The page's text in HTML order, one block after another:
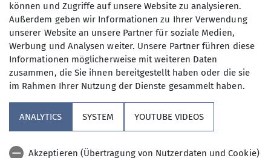
Senioren Ski-Alpin Skitouren Umwelt
Aktuelles
können und Zugriffe auf unsere Website zu analysieren.
Außerdem geben wir Informationen zu Ihrer Verwendung
unserer Website an unsere Partner für soziale Medien,
Werbung und Analysen weiter. Unsere Partner führen diese
Informationen möglicherweise mit weiteren Daten
zusammen, die Sie ihnen bereitgestellt haben oder die sie
im Rahmen Ihrer Nutzung der Dienste gesammelt haben.
ANALYTICS SYSTEM YOUTUBE VIDEOS
Akzeptieren (Übertragung von Nutzerdaten und Cookie)